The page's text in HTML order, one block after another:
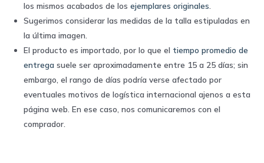
los mismos acabados de los ejemplares originales.
Sugerimos considerar las medidas de la talla estipuladas en
la última imagen.
El producto es importado, por lo que el tiempo promedio de
entrega suele ser aproximadamente entre 15 a 25 días; sin
embargo, el rango de días podría verse afectado por
eventuales motivos de logística internacional ajenos a esta
página web. En ese caso, nos comunicaremos con el
comprador.